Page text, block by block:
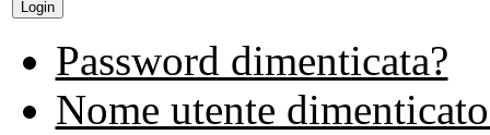
Password dimenticata?
Nome utente